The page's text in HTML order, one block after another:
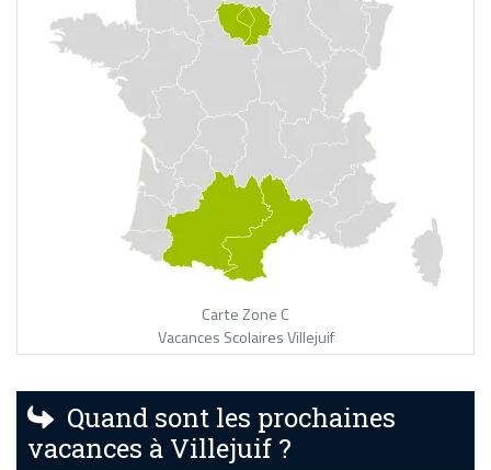
Carte Zone C
Vacances Scolaires Villejuif
Quand sont les prochaines
vacances à Villejuif ?